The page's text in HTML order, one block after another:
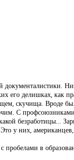
его делишках, как
скучища. Вроде
С
безработицы…
у них,
пробелами в